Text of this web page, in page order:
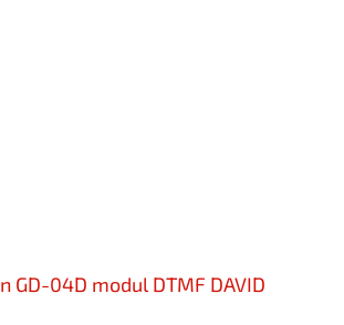
GD-04D modul DTMF DAVID